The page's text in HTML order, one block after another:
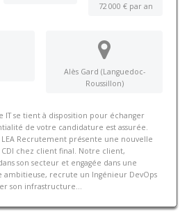
72 000 € par an
Alès Gard (Languedoc-
Roussillon)
IT se tient à disposition pour échanger
de votre candidature est assurée.
Recrutement présente une nouvelle
chez client final. Notre client,
son secteur et engagée dans une
recrute un Ingénieur DevOps
son infrastructure...